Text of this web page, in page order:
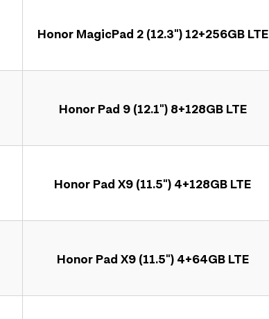
Honor MagicPad 2 (12.3") 12+256GB LTE
Honor Pad 9 (12.1") 8+128GB LTE
Honor Pad X9 (11.5") 4+128GB LTE
Honor Pad X9 (11.5") 4+64GB LTE